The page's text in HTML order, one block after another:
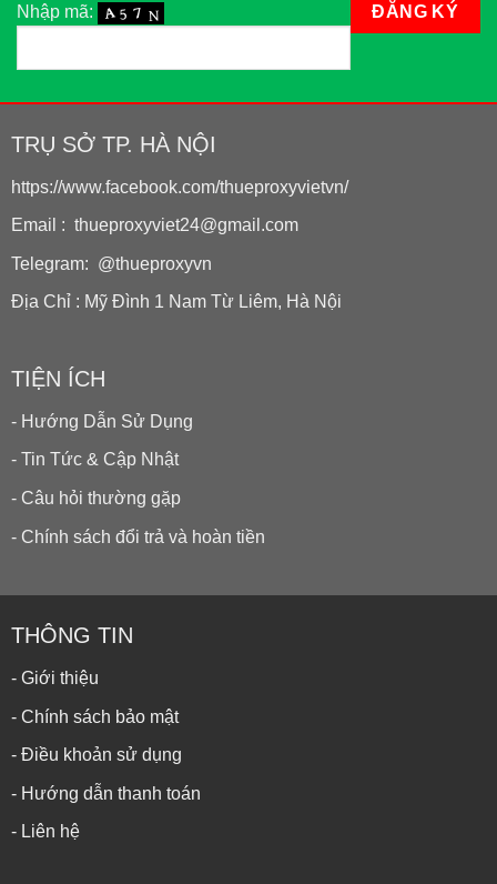
Nhập mã:
TRỤ SỞ TP. HÀ NỘI
https://www.facebook.com/thueproxyvietvn/
Email : thueproxyviet24@gmail.com
Telegram: @thueproxyvn
Địa Chỉ : Mỹ Đình 1 Nam Từ Liêm, Hà Nội
TIỆN ÍCH
- Hướng Dẫn Sử Dụng
- Tin Tức & Cập Nhật
- Câu hỏi thường gặp
- Chính sách đổi trả và hoàn tiền
THÔNG TIN
- Giới thiệu
- Chính sách bảo mật
- Điều khoản sử dụng
- Hướng dẫn thanh toán
- Liên hệ